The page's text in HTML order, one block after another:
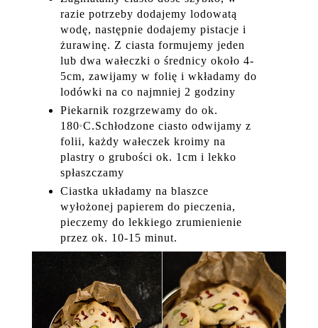
razie potrzeby dodajemy lodowatą
wodę, następnie dodajemy pistacje i
żurawinę. Z ciasta formujemy jeden
lub dwa wałeczki o średnicy około 4-
5cm, zawijamy w folię i wkładamy do
lodówki na co najmniej 2 godziny
Piekarnik rozgrzewamy do ok.
180° C.Schłodzone ciasto odwijamy z
folii, każdy wałeczek kroimy na
plastry o grubości ok. 1cm i lekko
spłaszczamy
Ciastka układamy na blaszce
wyłożonej papierem do pieczenia,
pieczemy do lekkiego zrumienienie
przez ok. 10-15 minut.